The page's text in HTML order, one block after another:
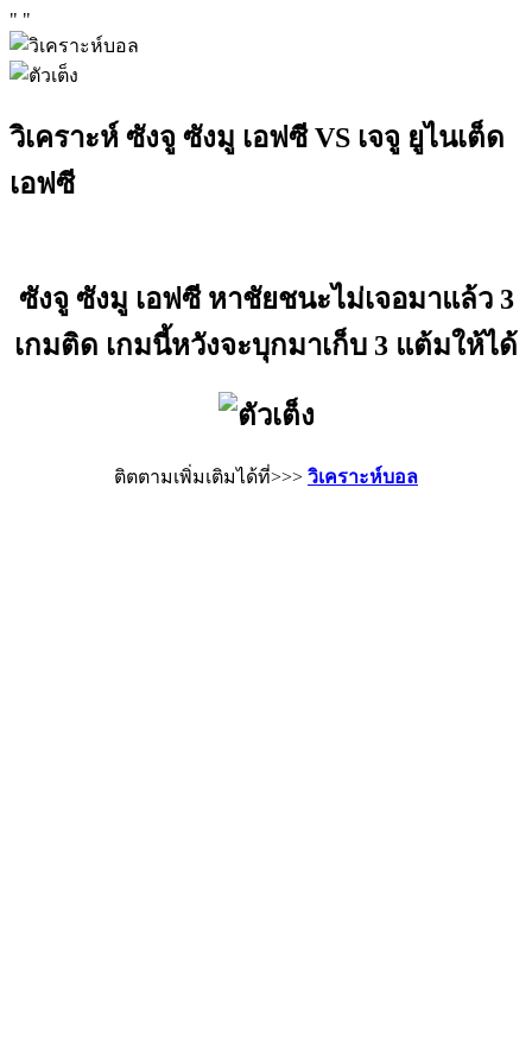
" "
วิเคราะห์ ซังจู ซังมู เอฟซี VS เจจู ยูไนเต็ด
เอฟซี
ซังจู ซังมู เอฟซี หาชัยชนะไม่เจอมาแล้ว 3
เกมติด เกมนี้หวังจะบุกมาเก็บ 3 แต้มให้ได้
ติตตามเพิ่มเติมได้ที่>>> วิเคราะห์บอล